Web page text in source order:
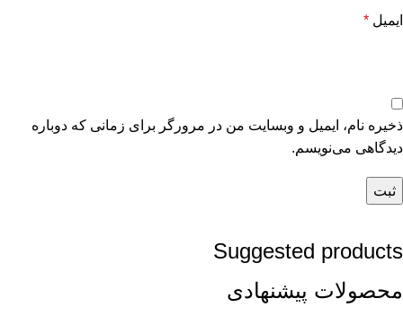
ایمیل *
ذخیره نام، ایمیل و وبسایت من در مرورگر برای زمانی که دوباره
دیدگاهی می‌نویسم.
Suggested products
محصولات پیشنهادی